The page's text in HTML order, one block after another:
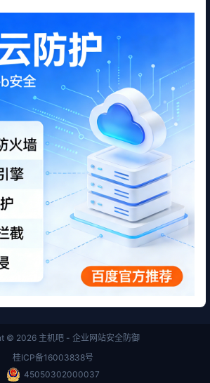
© 2026 主机吧 - 企业网站安全防御
桂ICP备16003838号
45050302000037